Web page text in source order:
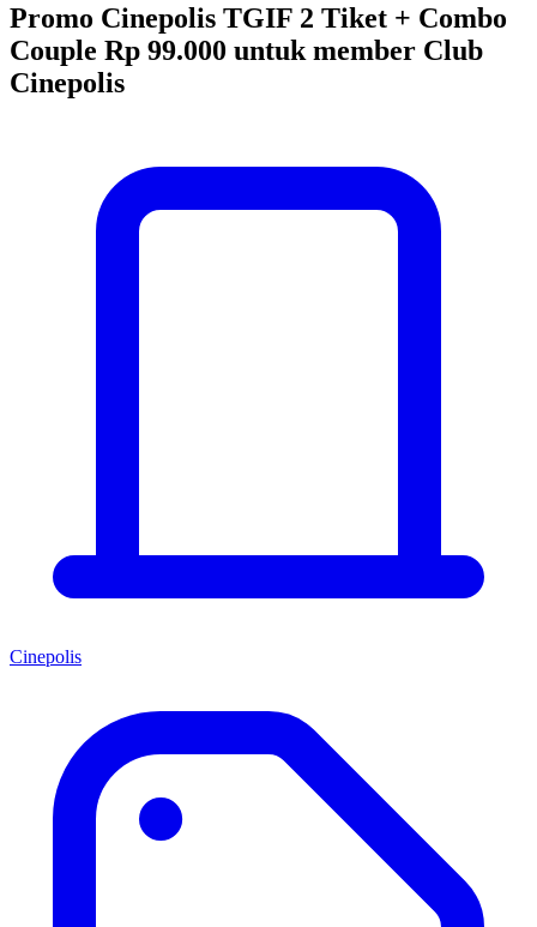
Promo Cinepolis TGIF 2 Tiket + Combo
Couple Rp 99.000 untuk member Club
Cinepolis
Cinepolis